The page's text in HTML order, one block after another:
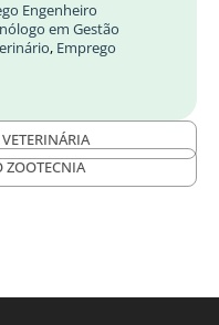
Engenheiro
em Gestão
, Emprego
ZOOTECNIA